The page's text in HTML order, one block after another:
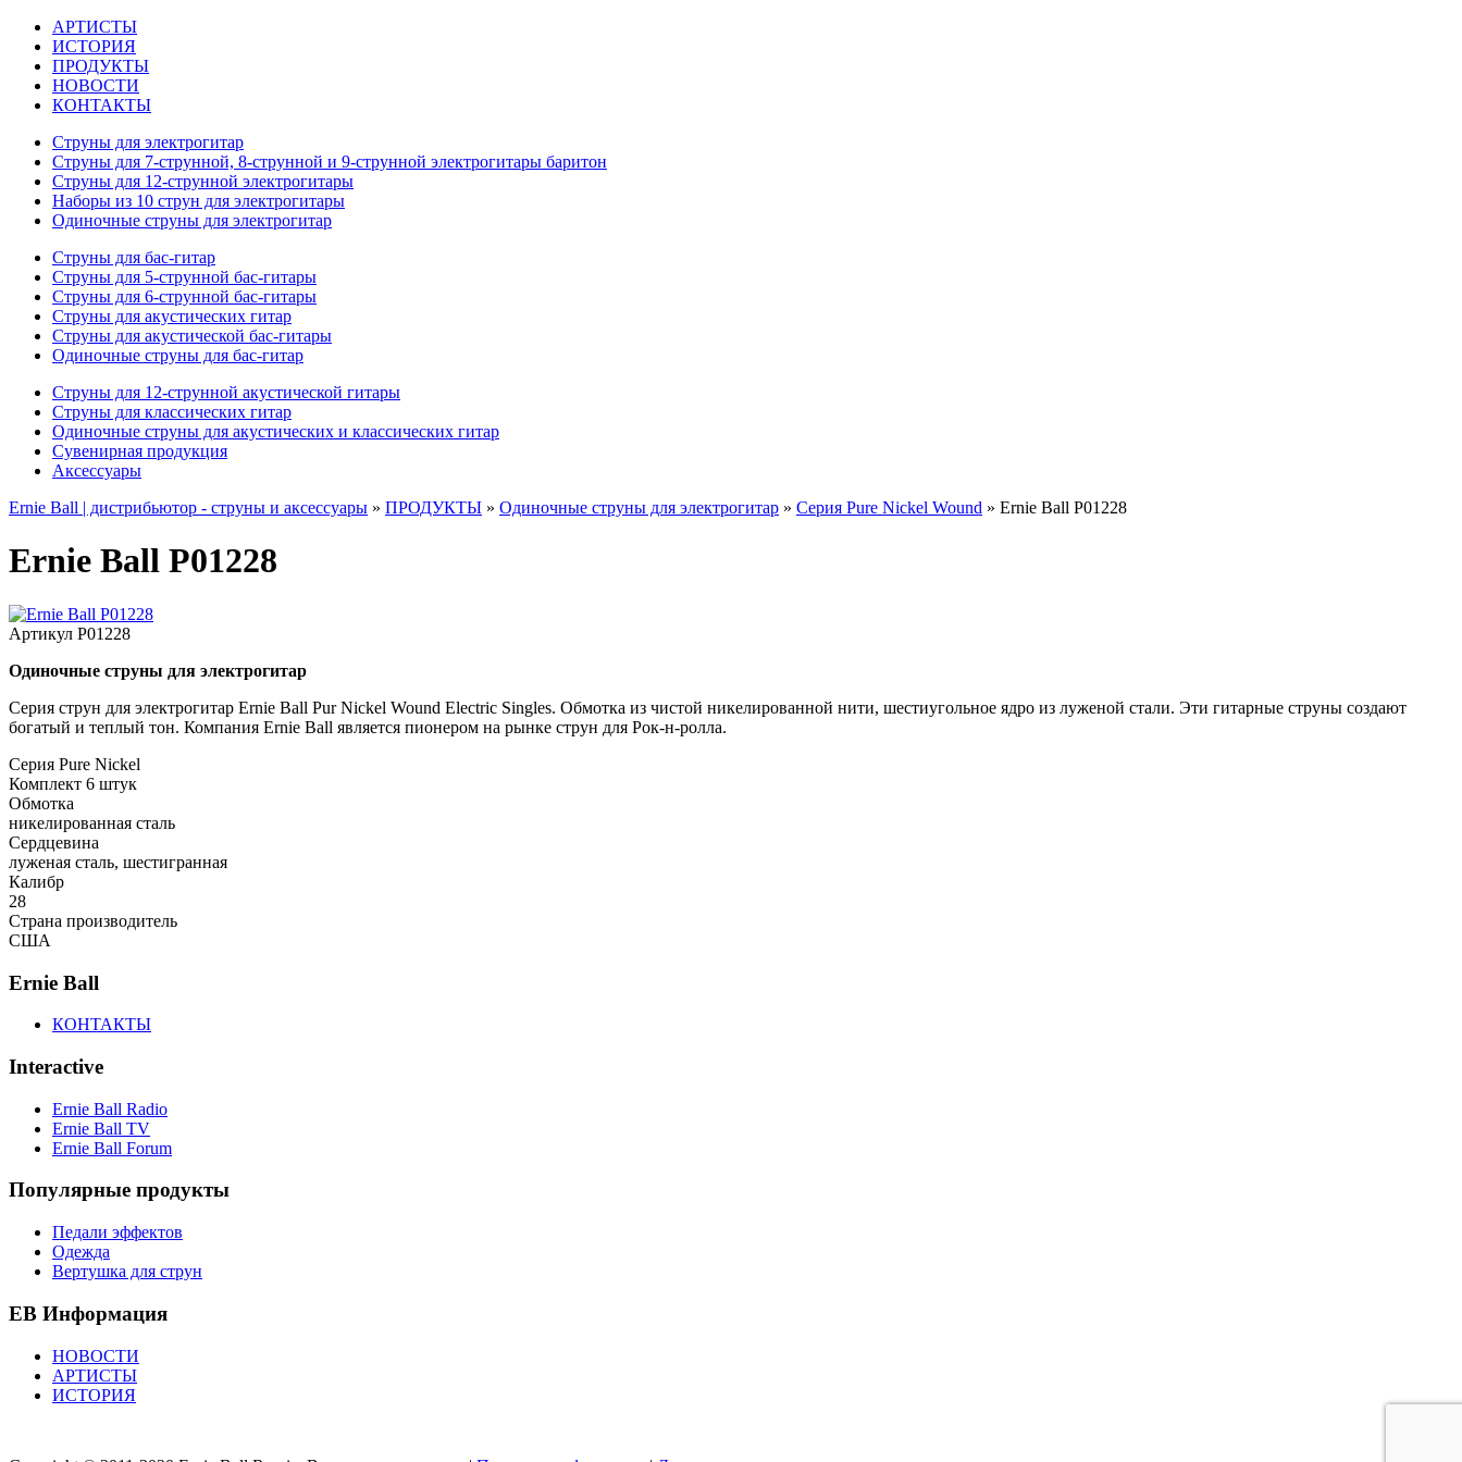
АРТИСТЫ
ИСТОРИЯ
ПРОДУКТЫ
НОВОСТИ
КОНТАКТЫ
Струны для электрогитар
Струны для 7-струнной, 8-струнной и 9-струнной электрогитары баритон
Струны для 12-струнной электрогитары
Наборы из 10 струн для электрогитары
Одиночные струны для электрогитар
Струны для бас-гитар
Струны для 5-струнной бас-гитары
Струны для 6-струнной бас-гитары
Струны для акустических гитар
Струны для акустической бас-гитары
Одиночные струны для бас-гитар
Струны для 12-струнной акустической гитары
Струны для классических гитар
Одиночные струны для акустических и классических гитар
Сувенирная продукция
Аксессуары
Ernie Ball | дистрибьютор - струны и аксессуары » ПРОДУКТЫ » Одиночные струны для электрогитар » Серия Pure Nickel Wound » Ernie Ball P01228
Ernie Ball P01228
Артикул P01228
Одиночные струны для электрогитар
Серия струн для электрогитар Ernie Ball Pur Nickel Wound Electric Singles. Обмотка из чистой никелированной нити, шестиугольное ядро из луженой стали. Эти гитарные струны создают
богатый и теплый тон. Компания Ernie Ball является пионером на рынке струн для Рок-н-ролла.
Серия Pure Nickel
Комплект 6 штук
Обмотка
никелированная сталь
Сердцевина
луженая сталь, шестигранная
Калибр
28
Страна производитель
США
Ernie Ball
КОНТАКТЫ
Interactive
Ernie Ball Radio
Ernie Ball TV
Ernie Ball Forum
Популярные продукты
Педали эффектов
Одежда
Вертушка для струн
EB Информация
НОВОСТИ
АРТИСТЫ
ИСТОРИЯ